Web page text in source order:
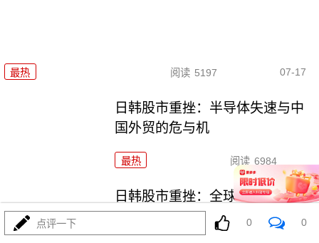
最热 阅读 5197 07-17
日韩股市重挫：半导体失速与中
国外贸的危与机
最热 阅读 6984
日韩股市重挫：全球资本市场的
多米诺骨牌效应
点评一下 0 0